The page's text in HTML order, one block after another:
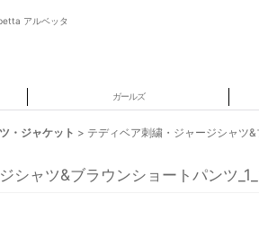
アルベッタ
ガールズ
・ジャケット > テディベア刺繍・ジャージシャツ
シャツ&ブラウンショートパンツ